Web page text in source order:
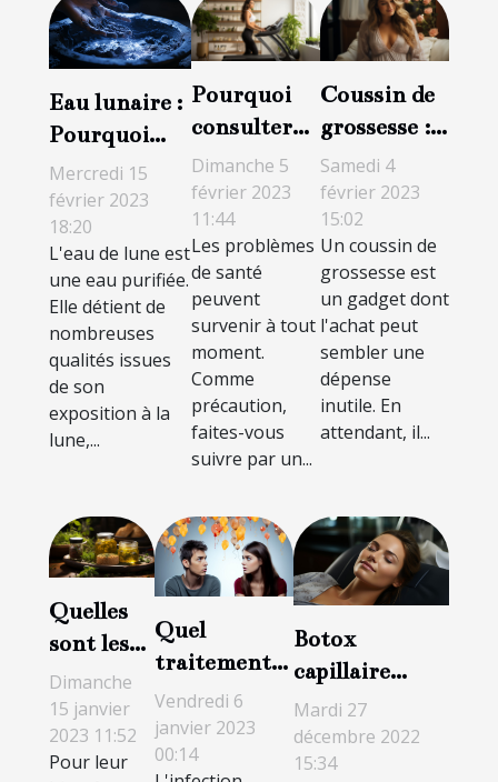
Eau lunaire :
Pourquoi
l'eau de lune
est-elle
indispensable
?
Mercredi 15
février 2023
18:20
L'eau de lune est
une eau purifiée.
Elle détient de
nombreuses
qualités issues
de son
exposition à la
lune,...
Pourquoi
consulter
une
plateforme
sur la santé
et le bien-
être ?
Dimanche 5
février 2023
11:44
Les problèmes
de santé
peuvent
survenir à tout
moment.
Comme
précaution,
faites-vous
suivre par un...
Coussin de
grossesse :
pourquoi
vaut-il la
peine
d'avoir ?
Samedi 4
février 2023
15:02
Un coussin de
grossesse est
un gadget dont
l'achat peut
sembler une
dépense
inutile. En
attendant, il...
Quelles
sont les
aubaines
du CBD ?
Dimanche
15 janvier
2023 11:52
Pour leur
Quel
traitement
contre une
infection
urinaire ?
Vendredi 6
janvier 2023
00:14
Botox
capillaire
professionnel :
quels sont ses
avantages ?
Mardi 27
décembre 2022
15:34